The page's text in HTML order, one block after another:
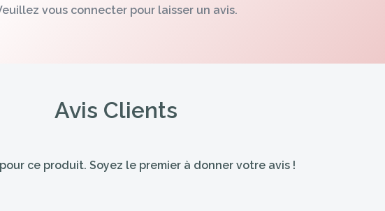
vous connecter pour laisser un avis.
Avis Clients
ce produit. Soyez le premier à donner votre avis !